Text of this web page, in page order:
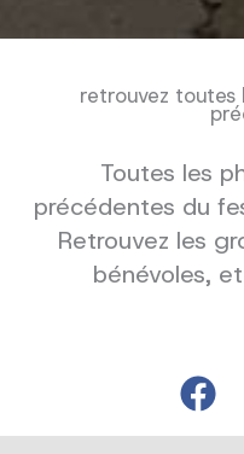
retrouvez toutes
Toutes les
précédentes du
Retrouvez les
bénévoles,